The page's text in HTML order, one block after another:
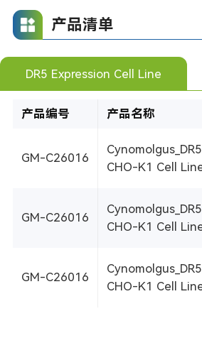
产品清单
DR5 Expression Cell Line
产品编号 产品名称
GM-C26016
Cynomolgus_DR5
CHO-K1 Cell
GM-C26016
Cynomolgus_DR5
CHO-K1 Cell
GM-C26016
Cynomolgus_DR5
CHO-K1 Cell